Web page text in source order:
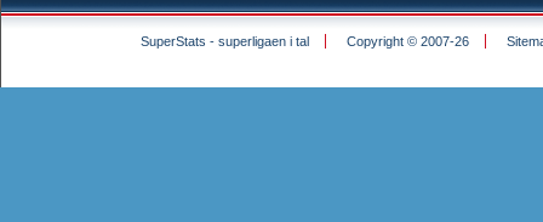
SuperStats - superligaen i tal Copyright © 2007-26